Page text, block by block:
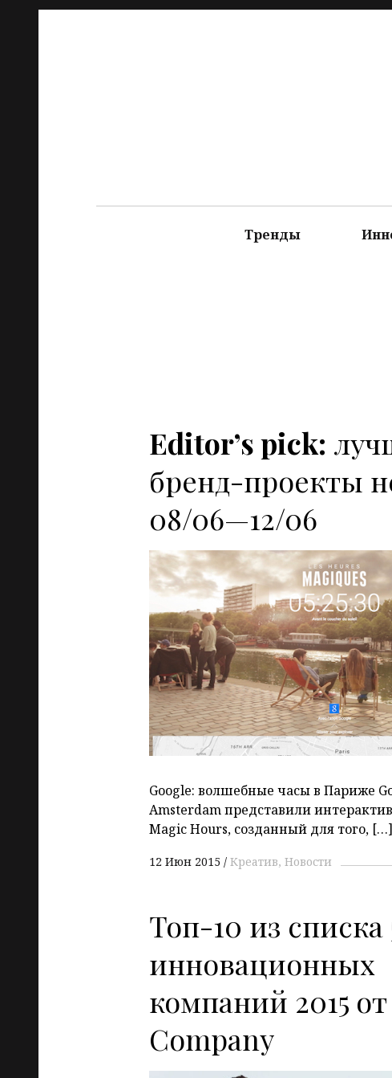
Тренды
Editor’s pick:
бренд-проекты
08/06—12/06
P
Google: волшебные часы в Париже
Amsterdam представили
Magic Hours, созданный для того, […]
12 Июн 2015 Креатив Новости
Топ-10 из списка
инновационных
компаний 2015
Company